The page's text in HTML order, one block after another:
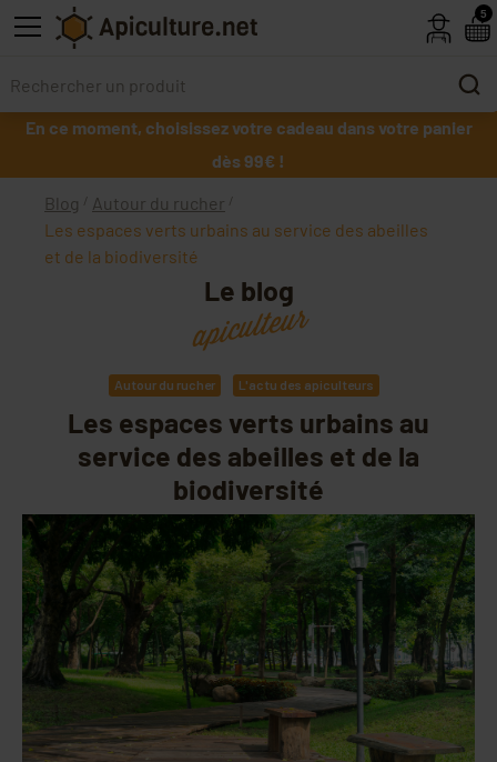
Skip to main content
En ce moment, choisissez votre cadeau dans votre panier
dès 99€ !
Blog
Autour du rucher
Les espaces verts urbains au service des abeilles
et de la biodiversité
Le blog
apiculteur
Autour du rucher L'actu des apiculteurs
Les espaces verts urbains au
service des abeilles et de la
biodiversité
5